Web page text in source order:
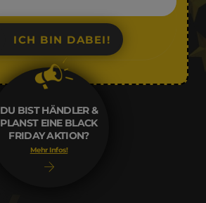
DU BIST HÄNDLER &
PLANST EINE BLACK
FRIDAY AKTION?
Mehr Infos!
ICH BIN DABEI!